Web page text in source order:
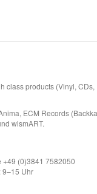
class products (Vinyl,
ECM Records
wismART.
+49 (0)3841 7582050
9–15 Uhr